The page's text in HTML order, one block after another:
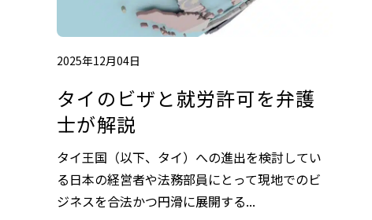
2025年12月04日
タイのビザと就労許可を弁護
士が解説
タイ王国（以下、タイ）への進出を検討してい
る日本の経営者や法務部員にとって現地でのビ
ジネスを合法かつ円滑に展開する...